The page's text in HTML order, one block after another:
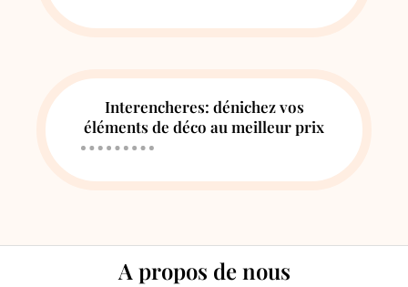
Interencheres: dénichez vos
éléments de déco au meilleur prix
A propos de nous